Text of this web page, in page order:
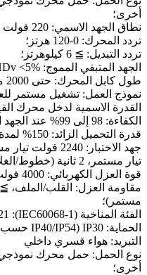
أخرى؛
نطاق الجهد الاسمي: 220 فولت
تردد المحرك: 0-120 هرتز؛
تردد التبديل: ≧ 6 كيلوهرتز؛
الجهد المتبقي المموج: THDv <5%
طول كابل المحرك: حتى 2000 متر؛
نموذج العمل: تشغيل مستمر
القدرة الاسمية لدخل محرك القيادة: 3.7 كيلوواط إلى 630
الكفاءة: 98 إلى 99% عند الجهد الاسمي للخط والطاقة
قدرة التحميل الزائد: 150% لمدة 60 ثانية، 120% لمدة 60 دقيقة
تيار مستمر، 2 ثانية (خطوط/الغلاف)
قوة العزل الكهربائي: 4000 فولت تيار متردد / 5 مللي أمبير / 60 ثانية
مستمر)؛
الفئة المناخية (IEC60068-1): 25/100/21
الحماية: IP30 (IP40/IP54 حسب الطلب)، داخلي: IP20
التبريد: هواء قسري داخلي
نوع الحمل: حمل محرك
أخرى؛